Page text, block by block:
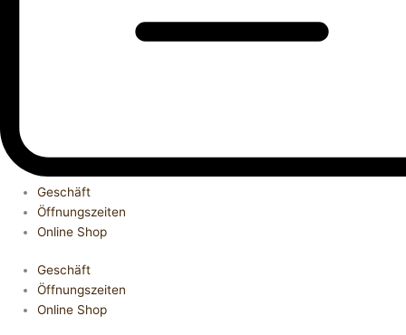
Geschäft
Öffnungszeiten
Online Shop
Geschäft
Öffnungszeiten
Online Shop